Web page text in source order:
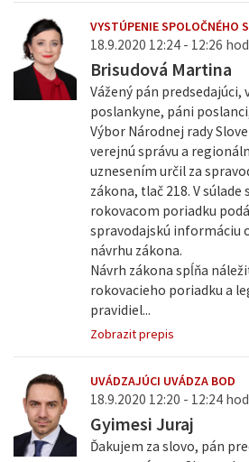
VYSTÚPENIE SPOLOČNÉHO
18.9.2020 12:24 - 12:26
Brisudová Martina
Vážený pán predsedajúci,
poslankyne, páni
Výbor Národnej rady
verejnú správu a
uznesením určil za
zákona, tlač 218. V súlade
rokovacom poriadku
spravodajskú informáciu
návrhu zákona.
Návrh zákona spĺňa
rokovacieho poriadku a
pravidiel...
Zobrazit prepis
UVÁDZAJÚCI UVÁDZA BOD
18.9.2020 12:20 - 12:24
Gyimesi Juraj
Ďakujem za slovo, pán